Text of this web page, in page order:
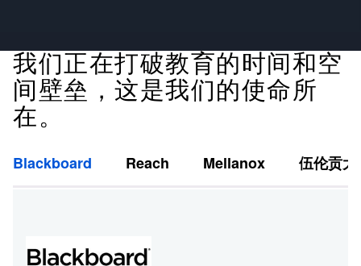
我们正在打破教育的时间和空
间壁垒，这是我们的使命所
在。
Blackboard Reach Mellanox 伍伦贡大